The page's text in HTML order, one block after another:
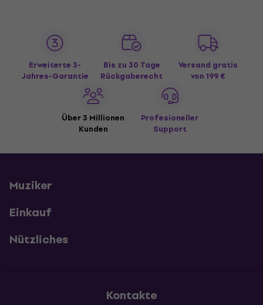
Erweiterte 3-
Jahres-Garantie
Bis zu 30 Tage
Rückgaberecht
Versand gratis
von 199 €
Über 3 Millionen
Kunden
Profesioneller
Support
Muziker
Einkauf
Nützliches
Kontakte